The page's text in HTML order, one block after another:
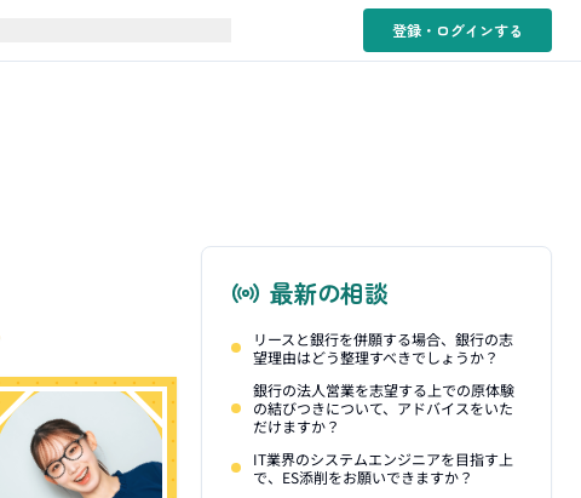
登録・ログインする
最新の相談
リースと銀行を併願する場合、銀行の志
望理由はどう整理すべきでしょうか？
銀行の法人営業を志望する上での原体験
の結びつきについて、アドバイスをいた
だけますか？
IT業界のシステムエンジニアを目指す上
で、ES添削をお願いできますか？